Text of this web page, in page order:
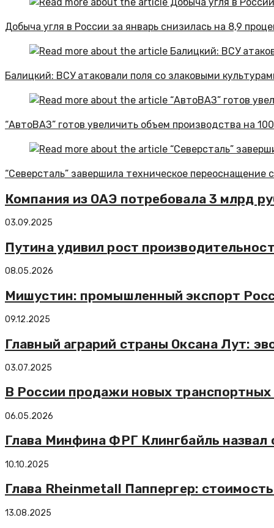
Добыча угля в России за январь снизилась на 8,9
Балицкий: ВСУ атаковали поля со злаковыми
“АвтоВАЗ” готов увеличить объем производства на
“Северсталь” завершила техническое переоснащение
Компания из ОАЭ потребовала 3 млрд
03.09.2025
Путина удивил рост
08.05.2026
Мишустин: промышленный экспорт
09.12.2025
Главный аграрий страны Оксана Лут:
03.07.2025
В России продажи новых транспортных
06.05.2026
Глава Минфина ФРГ Клингбайль
10.10.2025
Глава Rheinmetall Паппергер:
13.08.2025